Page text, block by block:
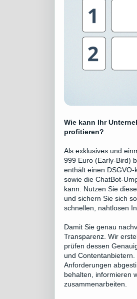
Wie kann Ihr
profitieren?
Als exklusives und
999 Euro (Early-Bird)
enthält einen
sowie die ChatBot-
kann. Nutzen Sie
und sichern Sie sich
schnellen, nahtlosen
Damit Sie genau
Transparenz. Wir
prüfen dessen
und
Anforderungen
behalten, informieren
zusammenarbeiten.